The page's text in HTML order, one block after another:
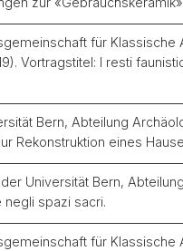
für
Vortragstitel: I resti
Bern, Abteilung
Rekonstruktion eines
Universität Bern,
spazi sacri.
für